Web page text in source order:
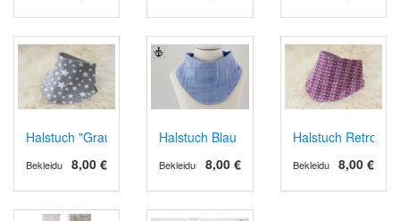
Halstuch "Grau mit Sternen"
8,00 €
Bekleidung
Halstuch Blau
8,00 €
Bekleidung
Halstuch Retro
8,00 €
Bekleidung